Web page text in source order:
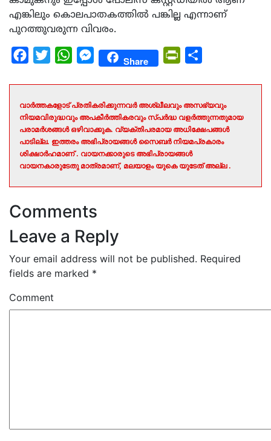
എങ്കിലും കൊലപാതകത്തിൽ പങ്കില്ല എന്നാണ്
പുറത്തുവരുന്ന വിവരം.
Facebook
Twitter WhatsAppMessengerShare PrintFriendly
വാർത്തകളോട് പ്രതികരിക്കുന്നവർ അശ്ലീലവും അസഭ്യവും
നിയമവിരുദ്ധവും അപകീർത്തികരവും സ്പർദ്ധ വളർത്തുന്നതുമായ
പരാമർശങ്ങൾ ഒഴിവാക്കുക. വ്യക്തിപരമായ അധിക്ഷേപങ്ങൾ
പാടില്ല. ഇത്തരം അഭിപ്രായങ്ങൾ സൈബർ നിയമപ്രകാരം
ശിക്ഷാർഹമാണ് . വായനക്കാരുടെ അഭിപ്രായങ്ങൾ
വായനകാരുടേതു മാത്രമാണ്, മലയാളം യുകെ യുടേത് അല്ല .
Comments
Leave a Reply
Your email address will not be published. Required
fields are marked *
Comment